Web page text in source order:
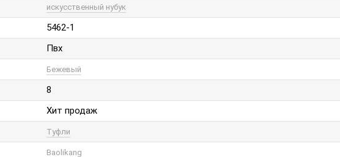
искусственный нубук
5462-1
Пвх
Бежевый
8
Хит продаж
Туфли
Baolikang